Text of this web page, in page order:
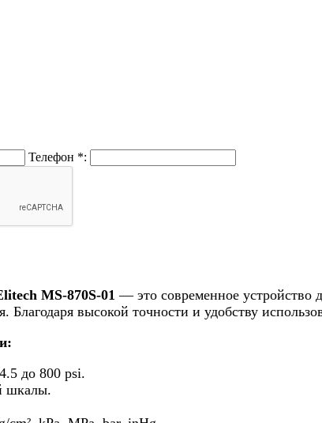
Телефон *:
MS-870S-01 — это современное устройство
Благодаря высокой точности и удобству
до 800 psi.
шкалы.